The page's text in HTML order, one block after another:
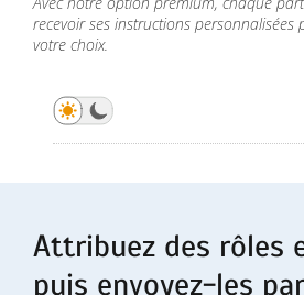
Distribuer les
Distribuer les
recevoir ses instructions personnalisées
votre choix.
Attribuez des rôles
puis envoyez-les